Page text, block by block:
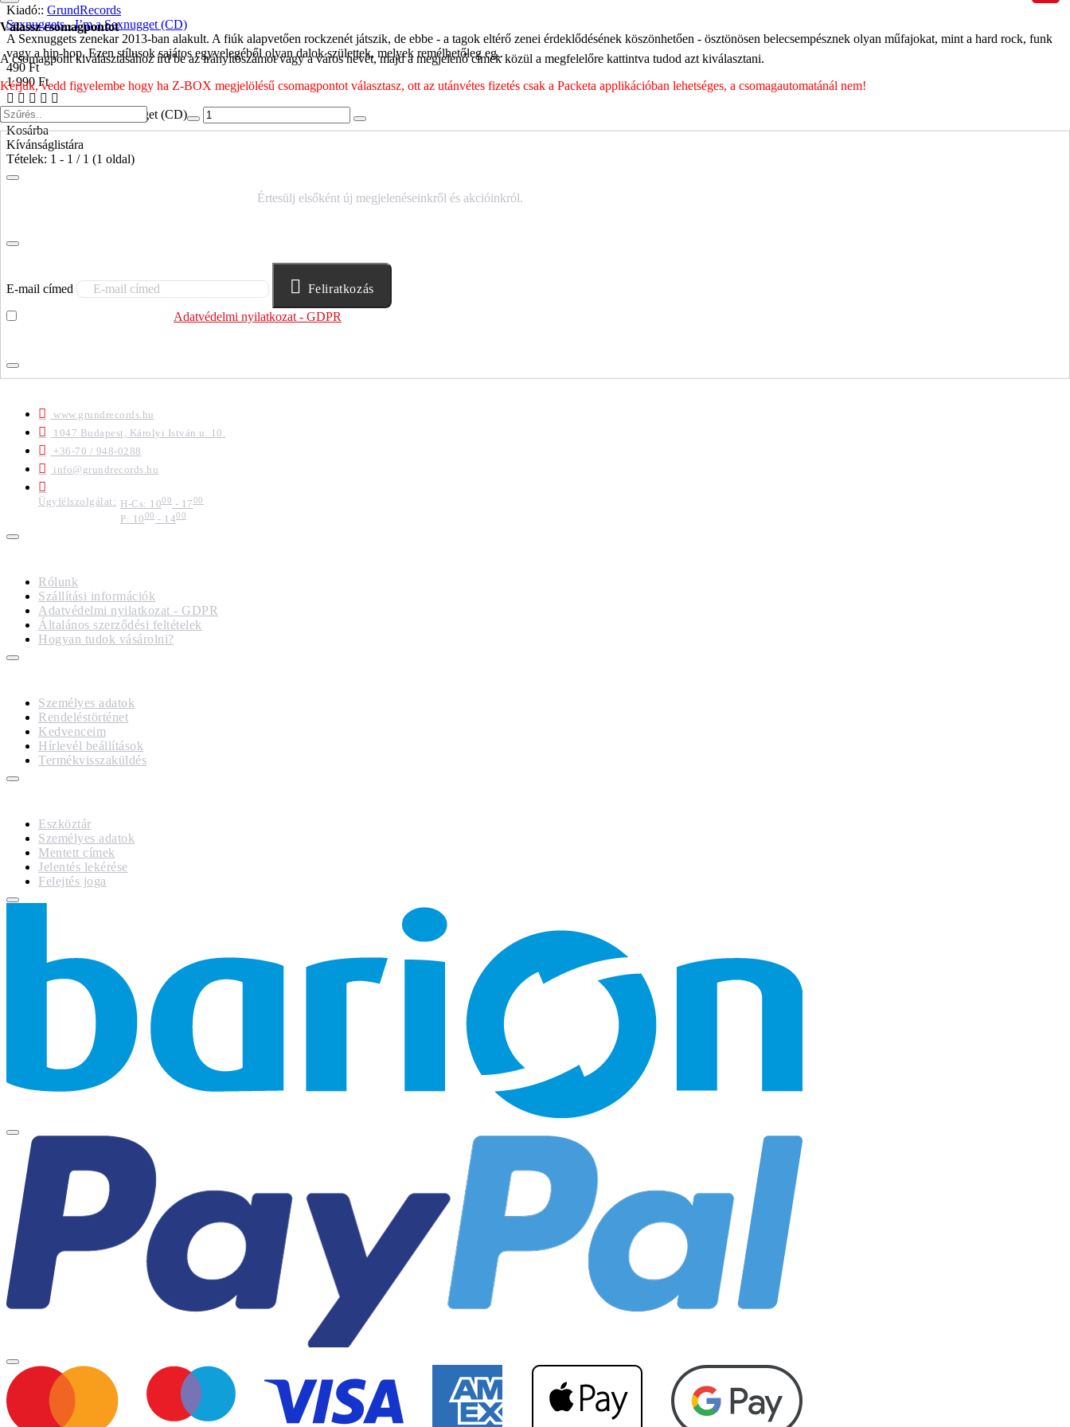
Kiadó:: GrundRecords
Sexnuggets - I’m a Sexnugget (CD)
A Sexnuggets zenekar 2013-ban alakult. A fiúk alapvetően rockzenét játszik, de ebbe - a tagok eltérő zenei érdeklődésének köszönhetően - ösztönösen belecsempésznek olyan műfajokat, mint a hard rock, funk
vagy a hip-hop. Ezen stílusok sajátos egyvelegéből olyan dalok születtek, melyek remélhetőleg eg..
490 Ft
1 990 Ft
Sexnuggets - I’m a Sexnugget (CD)
Kosárba
Kívánságlistára
Tételek: 1 - 1 / 1 (1 oldal)
Értesülj elsőként új megjelenéseinkről és akcióinkról.
E-mail címed Feliratkozás
Adatvédelmi nyilatkozat - GDPR
www.grundrecords.hu
1047 Budapest, Károlyi István u. 10.
+36-70 / 948-0288
info@grundrecords.hu
Ügyfélszolgálat: H-Cs: 1000 - 1700
P: 1000- 1400
Rólunk
Szállítási információk
Adatvédelmi nyilatkozat - GDPR
Általános szerződési feltételek
Hogyan tudok vásárolni?
Személyes adatok
Rendeléstörténet
Kedvenceim
Hírlevél beállítások
Termékvisszaküldés
Eszköztár
Személyes adatok
Mentett címek
Jelentés lekérése
Felejtés joga
Válassz csomagpontot
A csomagpont kiválasztásához írd be az irányítószámot vagy a város nevét, majd a megjelenő címek közül a megfelelőre kattintva tudod azt kiválasztani.
Kérjük, vedd figyelembe hogy ha Z-BOX megjelölésű csomagpontot választasz, ott az utánvétes fizetés csak a Packeta applikációban lehetséges, a csomagautomatánál nem!